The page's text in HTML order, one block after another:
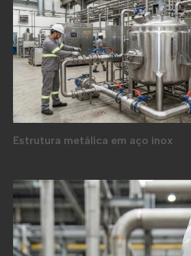
Estrutura metálica em aço inox